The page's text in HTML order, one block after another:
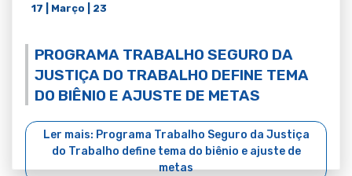
17 | Março | 23
PROGRAMA TRABALHO SEGURO DA
JUSTIÇA DO TRABALHO DEFINE TEMA
DO BIÊNIO E AJUSTE DE METAS
Ler mais: Programa Trabalho Seguro da Justiça
do Trabalho define tema do biênio e ajuste de
metas